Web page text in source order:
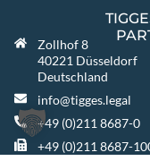
Zollhof 8
40221 Düsseldorf
Deutschland
info@tigges.legal
+49 (0)211 8687-0
+49 (0)211 8687-